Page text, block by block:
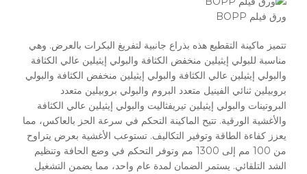
ورق فيلم BOPP
تتميز ماكينة التقطيع هذه بذراع جانبية لتفريغ البكرات بالعرض. وهي
مناسبة للبولي إيثيلين منخفض الكثافة والبولي إيثيلين عالي الكثافة
والبولي إيثيلين عالي الكثافة والبولي إيثيلين منخفض الكثافة والبولي
بروبيلين ثنائي الفينيل متعدد البروم والبولي بروبيلين متعدد
البروتينات والبولي إيثيلين تيريفثاليت والبولي إيثيلين عالي الكثافة
والأغشية الورقية. تتيح الماكينة التحكم في سرعة الحز بالعاكس، مما
يعزز كفاءة الطاقة وتوفير التكاليف. تستوعب الأغشية بعرض يتراوح
من 100 مم إلى 1300 مم وتوفر التحكم في وضع الحافة وتنظيم
الشد التلقائي. يستمر الضمان لمدة عام واحد، مما يضمن التشغيل